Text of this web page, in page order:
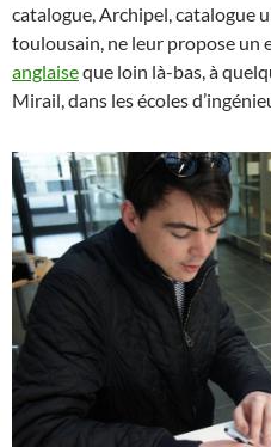
catalogue, Archipel, catalogue
toulousain, ne leur propose un
anglaiseque loin là-bas, à
Mirail, dans les écoles